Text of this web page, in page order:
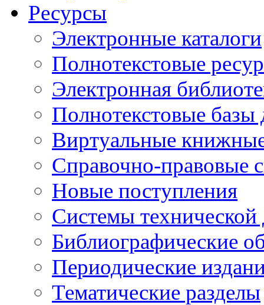
Ресурсы
Электронные каталоги
Полнотекстовые
Электронная
Полнотекстовые
Виртуальные
Справочно-правовые
Новые поступления
Cистемы
Библиографические
Периодические
Тематические разделы